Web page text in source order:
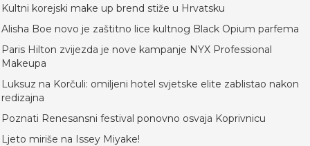
Kultni korejski make up brend stiže u Hrvatsku
Alisha Boe novo je zaštitno lice kultnog Black Opium parfema
Paris Hilton zvijezda je nove kampanje NYX Professional
Makeupa
Luksuz na Korčuli: omiljeni hotel svjetske elite zablistao nakon
redizajna
Poznati Renesansni festival ponovno osvaja Koprivnicu
Ljeto miriše na Issey Miyake!